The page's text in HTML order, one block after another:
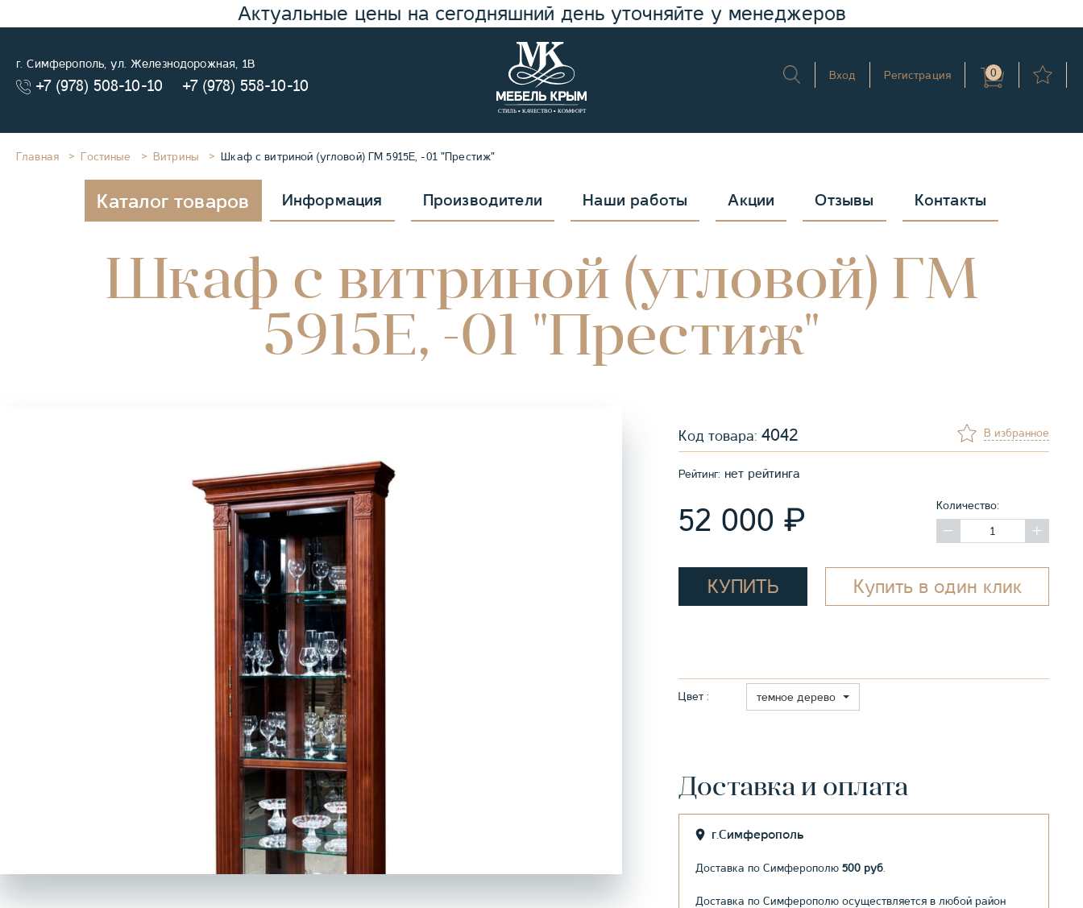
Актуальные цены на сегодняшний день уточняйте у менеджеров
г. Симферополь, ул. Железнодорожная, 1В
+7 (978) 508-10-10 +7 (978) 558-10-10
Вход Регистрация 0
Главная Гостиные Витрины Шкаф с витриной (угловой) ГМ 5915Е, -01 "Престиж"
Каталог товаров Информация Производители Наши работы Акции Отзывы Контакты
Шкаф с витриной (угловой) ГМ
5915Е, -01 "Престиж"
Код товара: 4042 В избранное
Рейтинг: нет рейтинга
52 000 ₽ Количество:
КУПИТЬ Купить в один клик
Цвет : темное дерево
Доставка и оплата
г.Симферополь
Доставка по Симферополю 500 руб
Доставка по Симферополю осуществляется в любой район